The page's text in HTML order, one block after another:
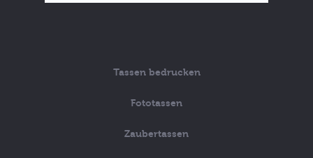
Tassen bedrucken
Fototassen
Zaubertassen